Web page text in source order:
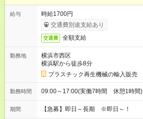
給与
時給1700円
交通費別途支給あり
交通費 全額支給
勤務地
横浜市西区
横浜駅から徒歩8分
プラスチック再生機械の輸入販売
勤務時間 09:00～17:00(実働7時間 休憩1時間)
期間 【急募】即日～長期 ※即日～！